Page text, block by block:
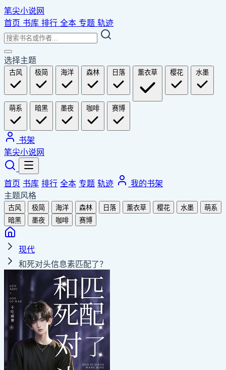
笔尖小说网
首页 书库 排行 全本 专题 轨迹
选择主题
古风 极简 海洋 森林 日落 薰衣草 樱花 水墨
萌系 暗黑 墨夜 咖啡 赛博
书架
笔尖小说网
首页 书库 排行 全本 专题 轨迹
我的书架
主题风格
古风 极简 海洋 森林 日落 薰衣草 樱花 水墨
萌系
暗黑
墨夜 咖啡 赛博
现代
和死对头信息素匹配了？